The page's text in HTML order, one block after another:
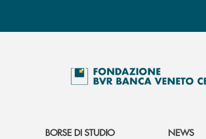
BORSE DI STUDIO
NEWS